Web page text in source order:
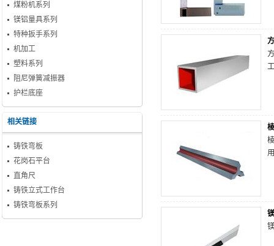
煤粉机系列
镁铝量具系列
特种扳手系列
机加工
塑料系列
阻尼弹簧减振器
护栏底座
相关链接
铸铁弯板
花岗石平台
直角尺
铸铁立式工作台
铸铁弯板系列